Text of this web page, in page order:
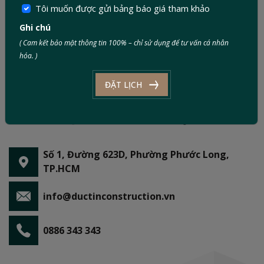
Số 1, Đường 623D, Phường Phước Long,
TP.HCM
info@ductinconstruction.vn
0886 343 343
Tôi muốn được gửi bảng báo giá tham khảo
Ghi chú
( Cam kết bảo mật thông tin 100% – chỉ sử dụng để tư vấn cá nhân
hóa. )
ĐẶT LỊCH